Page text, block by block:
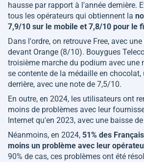
hausse par rapport à l'année dernière.
tous les opérateurs qui obtiennent la
7,9/10 sur le mobile et 7,8/10 pour le
Dans l'ordre, on retrouve Free, avec
devant Orange (8/10). Bouygues
troisième marche du podium avec une
se contente de la médaille en chocolat,
derrière, avec une note de 7,5/10.
En outre, en 2024, les utilisateurs ont
moins de problèmes avec leur
Internet qu'en 2023, avec une baisse de
Néanmoins, en 2024, 51% des
moins un problème avec leur
90% de cas, ces problèmes ont été